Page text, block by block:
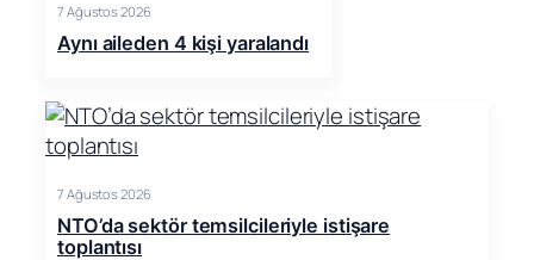
7 Ağustos 2026
Aynı aileden 4 kişi yaralandı
7 Ağustos 2026
NTO’da sektör temsilcileriyle istişare
toplantısı